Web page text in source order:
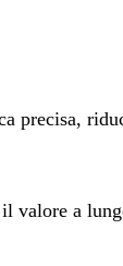
precisa,
valore a